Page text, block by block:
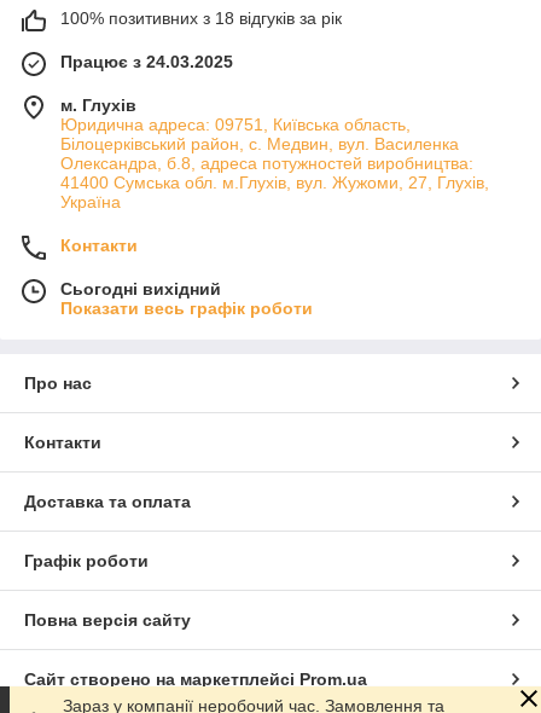
100% позитивних з 18 відгуків за рік
Працює з 24.03.2025
м. Глухів
Юридична адреса: 09751, Київська область,
Білоцерківський район, с. Медвин, вул. Василенка
Олександра, б.8, адреса потужностей виробництва:
41400 Сумська обл. м.Глухів, вул. Жужоми, 27, Глухів,
Україна
Контакти
Сьогодні вихідний
Показати весь графік роботи
Про нас
Контакти
Доставка та оплата
Графік роботи
Повна версія сайту
Сайт створено на маркетплейсі Prom.ua
Зараз у компанії неробочий час. Замовлення та